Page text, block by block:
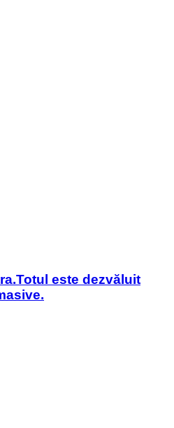
este dezvăluit